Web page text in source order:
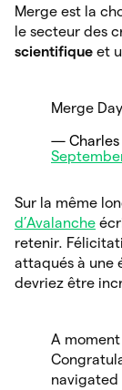
Merge est la
le secteur des
scientifique et
Merge Day
— Charles
Sur la même
d’Avalanche
retenir.
attaqués à une
devriez être
A
navigated